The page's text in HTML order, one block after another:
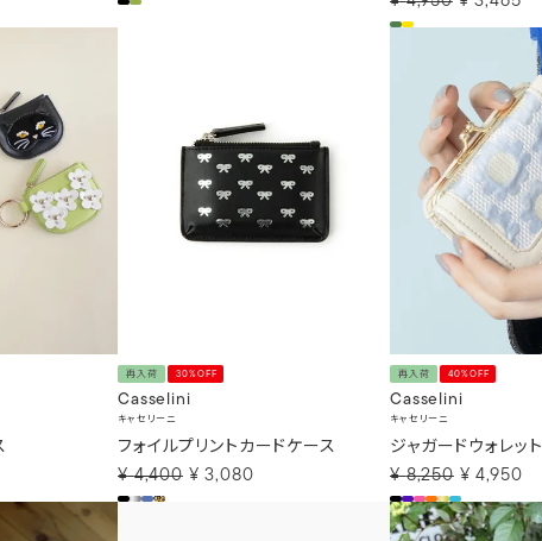
再入荷 30%OFF
Casselini
キャセリーニ
フォイルプリントカードケース
¥ 4,400 ¥ 3,080
再入荷 40%OFF
Casselini
キャセリーニ
ジャガードウォレット
¥ 8,250 ¥ 4,950